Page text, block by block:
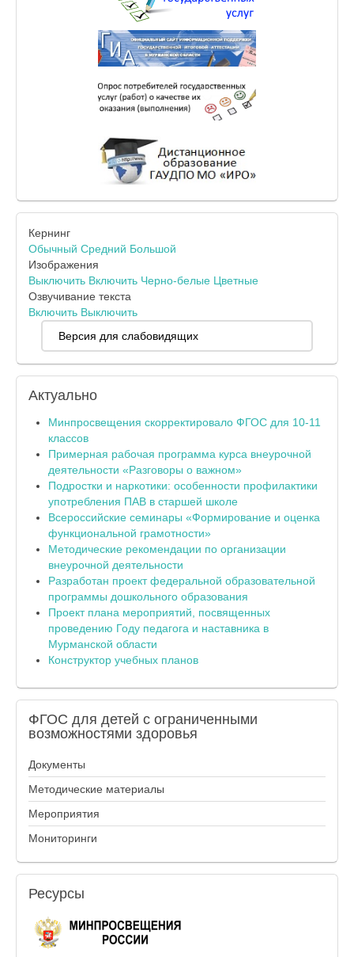
Кернинг
Обычный Средний Большой
Изображения
Выключить Включить Черно-белые Цветные
Озвучивание текста
Включить Выключить
Версия для слабовидящих
Актуально
Минпросвещения скорректировало ФГОС для 10-11
классов
Примерная рабочая программа курса внеурочной
деятельности «Разговоры о важном»
Подростки и наркотики: особенности профилактики
употребления ПАВ в старшей школе
Всероссийские семинары «Формирование и оценка
функциональной грамотности»
Методические рекомендации по организации
внеурочной деятельности
Разработан проект федеральной образовательной
программы дошкольного образования
Проект плана мероприятий, посвященных
проведению Году педагога и наставника в
Мурманской области
Конструктор учебных планов
ФГОС для детей с ограниченными
возможностями здоровья
Документы
Методические материалы
Мероприятия
Мониторинги
Ресурсы